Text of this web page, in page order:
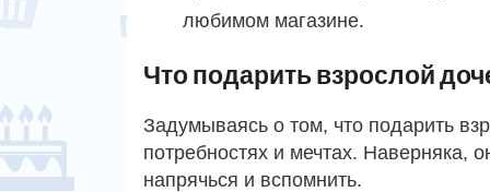
любимом магазине.
Что подарить взрослой
Задумываясь о том, что подарить
потребностях и мечтах. Наверняка,
напрячься и вспомнить.